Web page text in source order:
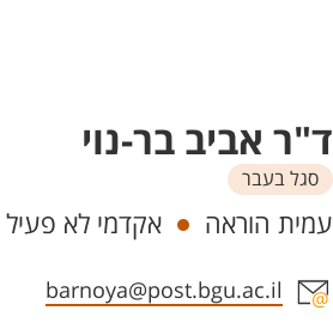
ד"ר אביב בר-נוי
סגל בעבר
יחידות
עמית הוראה אקדמי לא פעיל
אזור צור קשר עם איש הסגל
barnoya@post.bgu.ac.il